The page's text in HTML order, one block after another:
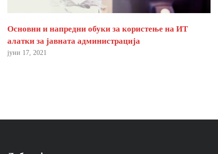
Основни и напредни обуки за користење на ИТ
алатки за јавната администрација
јуни 17, 2021